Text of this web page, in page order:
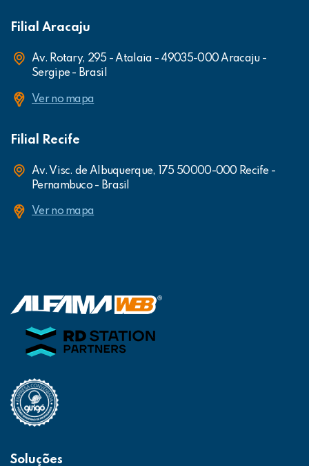
Filial Aracaju
Av. Rotary, 295 - Atalaia - 49035-000 Aracaju -
Sergipe - Brasil
Ver no mapa
Filial Recife
Av. Visc. de Albuquerque, 175 50000-000 Recife -
Pernambuco - Brasil
Ver no mapa
Soluções